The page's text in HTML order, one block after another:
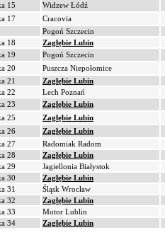
15
Widzew Łódź
17
Cracovia
Pogoń Szczecin
18
Zagłębie Lubin
19
Pogoń Szczecin
20
Puszcza Niepołomice
21
Zagłębie Lubin
22
Lech Poznań
23
Zagłębie Lubin
25
Zagłębie Lubin
26
Zagłębie Lubin
27
Radomiak Radom
28
Zagłębie Lubin
29
Jagiellonia Białystok
30
Zagłębie Lubin
31
Śląsk Wrocław
32
Zagłębie Lubin
33
Motor Lublin
34 Zagłębie Lubin